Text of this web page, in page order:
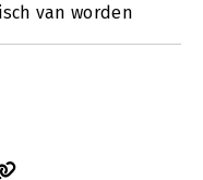
van worden